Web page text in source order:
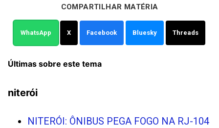
COMPARTILHAR MATÉRIA
WhatsApp X Facebook Bluesky Threads
Últimas sobre este tema
niterói
NITERÓI: ÔNIBUS PEGA FOGO NA RJ-104